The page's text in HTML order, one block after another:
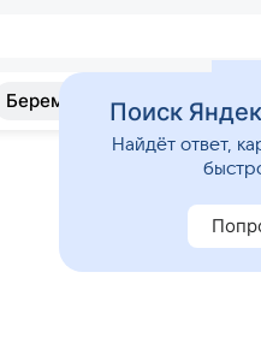
Беременность Развитие
Поиск
Найдёт ответ,